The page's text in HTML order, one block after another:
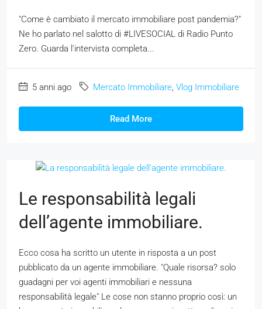
"Come è cambiato il mercato immobiliare post pandemia?"
Ne ho parlato nel salotto di #LIVESOCIAL di Radio Punto
Zero. Guarda l'intervista completa...
5 anni ago Mercato Immobiliare, Vlog Immobiliare
Read More
Le responsabilità legali
dell’agente immobiliare.
Ecco cosa ha scritto un utente in risposta a un post
pubblicato da un agente immobiliare. "Quale risorsa? solo
guadagni per voi agenti immobiliari e nessuna
responsabilità legale" Le cose non stanno proprio così: un